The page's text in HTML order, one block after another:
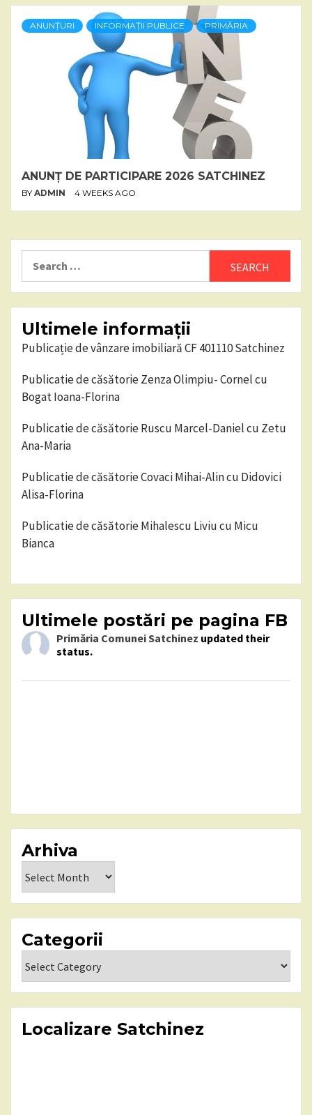
ANUNȚURI INFORMAȚII PUBLICE PRIMĂRIA
ANUNȚ DE PARTICIPARE 2026 SATCHINEZ
BY ADMIN 4 WEEKS AGO
Ultimele informații
Publicație de vânzare imobiliară CF 401110 Satchinez
Publicatie de căsătorie Zenza Olimpiu- Cornel cu
Bogat Ioana-Florina
Publicatie de căsătorie Ruscu Marcel-Daniel cu Zetu
Ana-Maria
Publicatie de căsătorie Covaci Mihai-Alin cu Didovici
Alisa-Florina
Publicatie de căsătorie Mihalescu Liviu cu Micu
Bianca
Ultimele postări pe pagina FB
Primăria Comunei Satchinez updated their
status.
Arhiva
Categorii
Localizare Satchinez